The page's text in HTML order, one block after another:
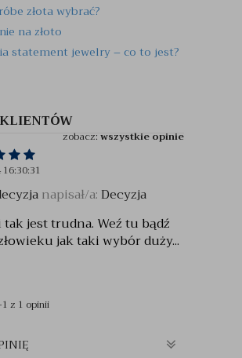
złota wybrać?
na złoto
statement jewelry – co to jest?
zobacz: wszystkie opinie
napisał/a: Decyzja
tak jest trudna. Weź tu bądź
jak taki wybór duży...
z 1 opinii